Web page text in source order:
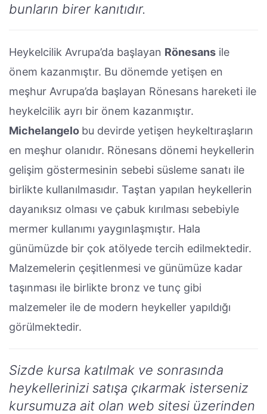
bunların birer kanıtıdır.
Heykelcilik Avrupa’da başlayan Rönesans ile
önem kazanmıştır. Bu dönemde yetişen en
meşhur Avrupa’da başlayan Rönesans hareketi ile
heykelcilik ayrı bir önem kazanmıştır.
Michelangelo bu devirde yetişen heykeltıraşların
en meşhur olanıdır. Rönesans dönemi heykellerin
gelişim göstermesinin sebebi süsleme sanatı ile
birlikte kullanılmasıdır. Taştan yapılan heykellerin
dayanıksız olması ve çabuk kırılması sebebiyle
mermer kullanımı yaygınlaşmıştır. Hala
günümüzde bir çok atölyede tercih edilmektedir.
Malzemelerin çeşitlenmesi ve günümüze kadar
taşınması ile birlikte bronz ve tunç gibi
malzemeler ile de modern heykeller yapıldığı
görülmektedir.
Sizde kursa katılmak ve sonrasında
heykellerinizi satışa çıkarmak isterseniz
kursumuza ait olan web sitesi üzerinden